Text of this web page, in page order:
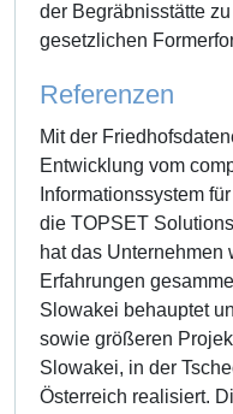
der Begräbnisstätte
gesetzlichen
Referenzen
Mit der
Entwicklung vom
Informationssystem
die TOPSET Solutions
hat das Unternehmen
Erfahrungen
Slowakei behauptet
sowie größeren
Slowakei, in der
Österreich realisiert.